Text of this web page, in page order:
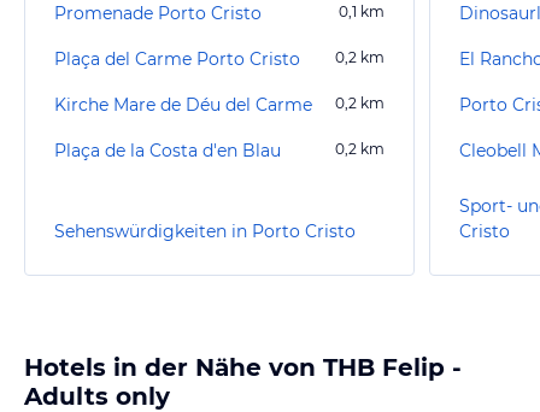
Promenade Porto Cristo 0,1 km
Plaça del Carme Porto Cristo 0,2 km
Kirche Mare de Déu del Carme 0,2 km
Plaça de la Costa d'en Blau 0,2 km
Sehenswürdigkeiten in Porto Cristo
El
Porto
Cleobell
Sport-
Cristo
Hotels in der Nähe von THB Felip -
Adults only